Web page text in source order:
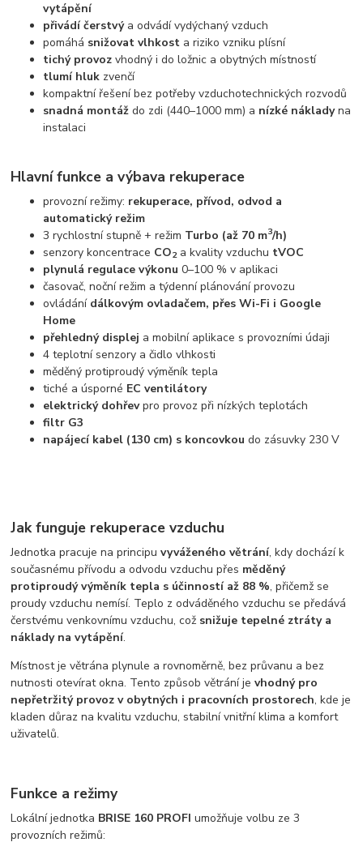
vytápění
přivádí čerstvýa odvádí vydýchaný vzduch
pomáhá snižovat vlhkost a riziko vzniku plísní
tichý provoz vhodný i do ložnic a obytných místností
tlumí hluk zvenčí
kompaktní řešení bez potřeby vzduchotechnických rozvodů
snadná montáž do zdi (440–1000 mm) a nízké nákladyna
instalaci
Hlavní funkce a výbava rekuperace
provozní režimy: rekuperace, přívod, odvod a
automatický režim
3 rychlostní stupně + režim Turbo (až 70 m3/h)
senzory koncentrace CO2 a kvality vzduchu tVOC
plynulá regulace výkonu 0–100 % v aplikaci
časovač, noční režim a týdenní plánování provozu
ovládání dálkovým ovladačem, přes Wi-Fi i Google
Home
přehledný displej a mobilní aplikace s provozními údaji
4 teplotní senzory a čidlo vlhkosti
měděný protiproudý výměník tepla
tiché a úsporné EC ventilátory
elektrický dohřevpro provoz při nízkých teplotách
filtr G3
napájecí kabel (130 cm) s koncovkou do zásuvky 230 V
Jak funguje rekuperace vzduchu
Jednotka pracuje na principuvyváženého větrání, kdy dochází k
současnému přívodu a odvodu vzduchu přes měděný
protiproudý výměník tepla s účinností až 88 %, přičemž se
proudy vzduchu nemísí. Teplo z odváděného vzduchu se předává
čerstvému venkovnímu vzduchu, což snižuje tepelné ztráty a
náklady na vytápění.
Místnost je větrána plynule a rovnoměrně, bez průvanu a bez
nutnosti otevírat okna. Tento způsob větrání jevhodný pro
nepřetržitý provoz v obytných i pracovních prostorech, kde je
kladen důraz na kvalitu vzduchu, stabilní vnitřní klima a komfort
uživatelů.
Funkce a režimy
Lokální jednotka BRISE 160 PROFI umožňuje volbu ze 3
provozních režimů: